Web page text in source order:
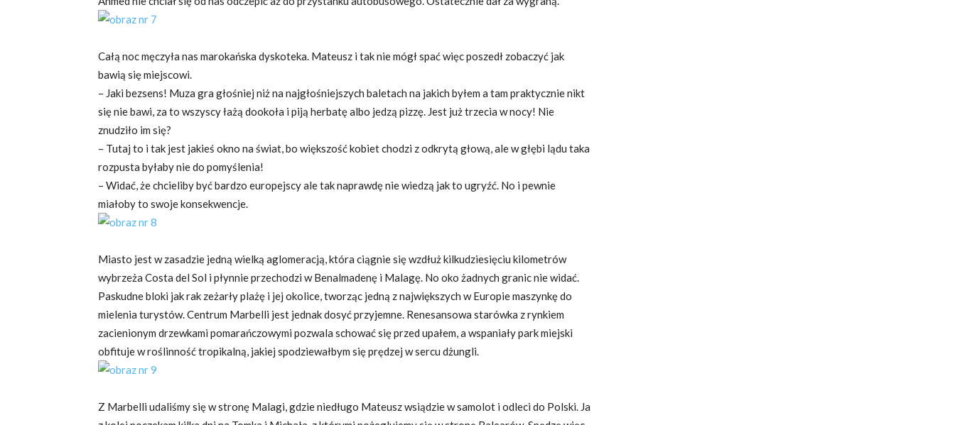
Całą noc męczyła nas marokańska dyskoteka. Mateusz i tak nie mógł spać więc poszedł zobaczyć jak
bawią się miejscowi.
– Jaki bezsens! Muza gra głośniej niż na najgłośniejszych baletach na jakich byłem a tam praktycznie nikt
się nie bawi, za to wszyscy łażą dookoła i piją herbatę albo jedzą pizzę. Jest już trzecia w nocy! Nie
znudziło im się?
– Tutaj to i tak jest jakieś okno na świat, bo większość kobiet chodzi z odkrytą głową, ale w głębi lądu taka
rozpusta byłaby nie do pomyślenia!
– Widać, że chcieliby być bardzo europejscy ale tak naprawdę nie wiedzą jak to ugryźć. No i pewnie
miałoby to swoje konsekwencje.
Miasto jest w zasadzie jedną wielką aglomeracją, która ciągnie się wzdłuż kilkudziesięciu kilometrów
wybrzeża Costa del Sol i płynnie przechodzi w Benalmadenę i Malagę. No oko żadnych granic nie widać.
Paskudne bloki jak rak zeżarły plażę i jej okolice, tworząc jedną z największych w Europie maszynkę do
mielenia turystów. Centrum Marbelli jest jednak dosyć przyjemne. Renesansowa starówka z rynkiem
zacienionym drzewkami pomarańczowymi pozwala schować się przed upałem, a wspaniały park miejski
obfituje w roślinność tropikalną, jakiej spodziewałbym się prędzej w sercu dżungli.
Z Marbelli udaliśmy się w stronę Malagi, gdzie niedługo Mateusz wsiądzie w samolot i odleci do Polski. Ja